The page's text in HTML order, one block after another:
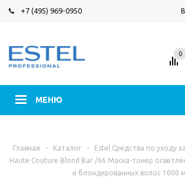
+7 (495) 969-0950
МЕНЮ
0
Главная - Каталог - Estel Средства по уходу
Haute Couture Blond Bar /66 Маска-тонер
и блондированных волос 1000